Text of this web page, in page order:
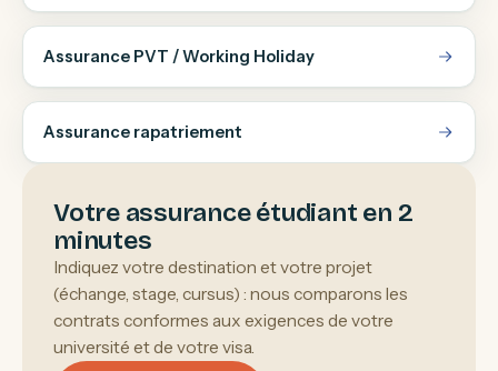
Assurance PVT / Working Holiday
Assurance rapatriement
Votre assurance étudiant en 2
minutes
Indiquez votre destination et votre projet
(échange, stage, cursus) : nous comparons les
contrats conformes aux exigences de votre
université et de votre visa.